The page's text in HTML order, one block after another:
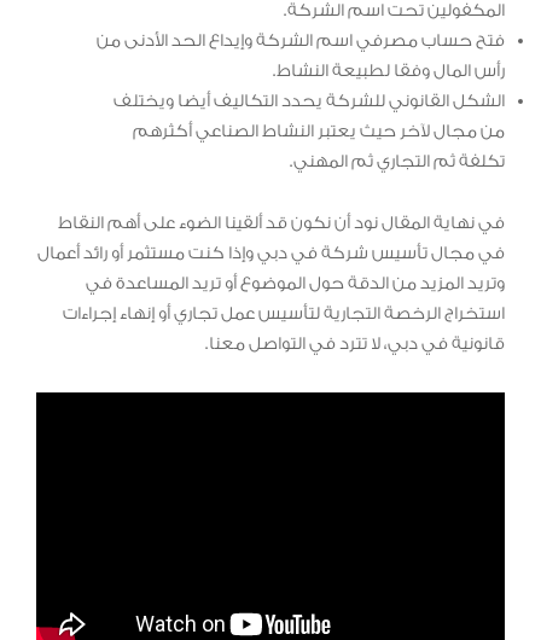
المكفولين تحت اسم الشركة.
فتح حساب مصرفي اسم الشركة وإيداع الحد الأدنى من
رأس المال وفقا لطبيعة النشاط.
الشكل القانوني للشركة يحدد التكاليف أيضا ويختلف
من مجال لآخر حيث يعتبر النشاط الصناعي أكثرهم
تكلفة ثم التجاري ثم المهني.
في نهاية المقال نود أن نكون قد ألقينا الضوء على أهم النقاط
في مجال تأسيس شركة في دبي وإذا كنت مستثمر أو رائد أعمال
وتريد المزيد من الدقة حول الموضوع أو تريد المساعدة في
استخراج الرخصة التجارية لتأسيس عمل تجاري أو إنهاء إجراءات
قانونية في دبي، لا تترد في التواصل معنا.